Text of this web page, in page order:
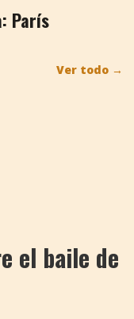
París
Ver todo →
el baile de